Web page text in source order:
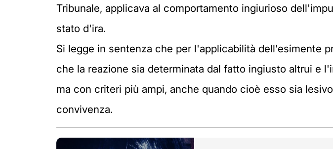
Tribunale, applicava al comportamento ingiurioso
stato d'ira.
Si legge in sentenza che per l'applicabilità dell'esimente
che la reazione sia determinata dal fatto ingiusto altrui e
ma con criteri più ampi, anche quando cioè esso sia
convivenza.